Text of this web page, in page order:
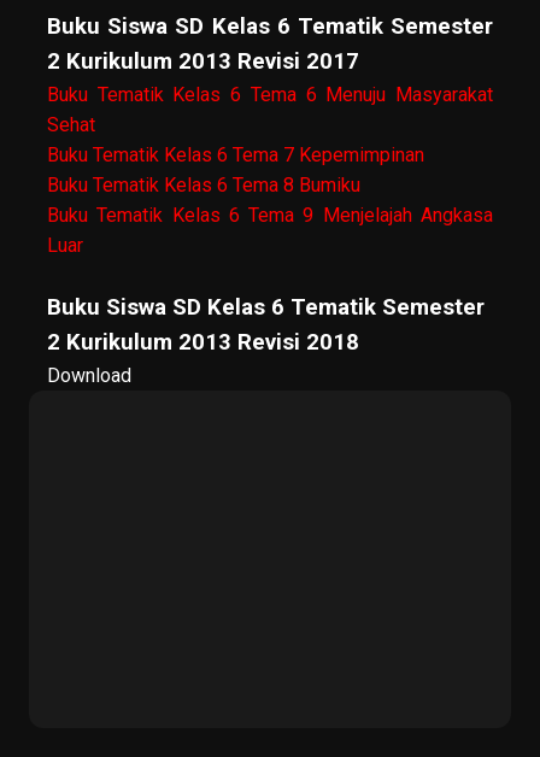
Buku Siswa SD Kelas 6 Tematik Semester
2 Kurikulum 2013 Revisi 2017
Buku Tematik Kelas 6 Tema 6 Menuju Masyarakat
Sehat
Buku Tematik Kelas 6 Tema 7 Kepemimpinan
Buku Tematik Kelas 6 Tema 8 Bumiku
Buku Tematik Kelas 6 Tema 9 Menjelajah Angkasa
Luar
Buku Siswa SD Kelas 6 Tematik Semester
2 Kurikulum 2013 Revisi 2018
Download